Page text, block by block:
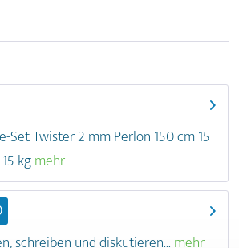
Twister 2 mm Perlon 150 cm 15
kgmehr
schreiben und diskutieren...mehr